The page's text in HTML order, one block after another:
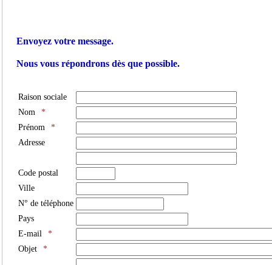
Envoyez votre message.
Nous vous répondrons dès que possible.
Raison sociale
Nom
*
Prénom
*
Adresse
Code postal
Ville
N° de téléphone
Pays
E-mail
*
Objet
*